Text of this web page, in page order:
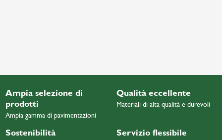
Ampia selezione di
prodotti
Ampia gamma di pavimentazioni
Qualità eccellente
Materiali di alta qualità e durevoli
Sostenibilità Servizio flessibile